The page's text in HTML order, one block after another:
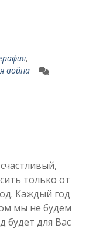
,
война
только от
Каждый год
мы не будем
будет для Вас